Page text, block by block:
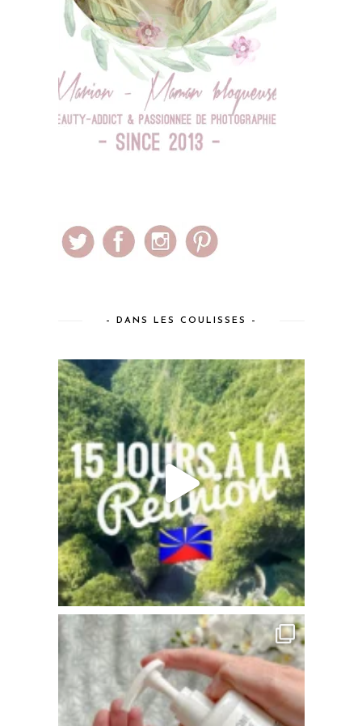
– DANS LES COULISSES –